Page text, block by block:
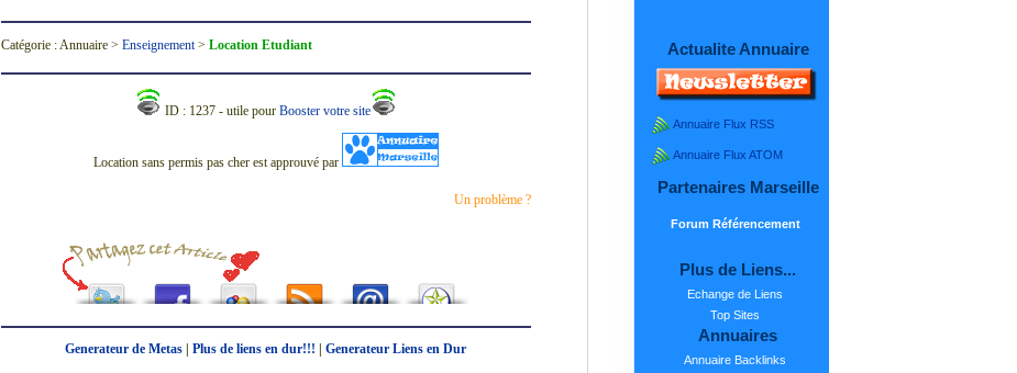
Catégorie : Annuaire > Enseignement> Location Etudiant
ID : 1237 - utile pour Booster votre site
Location sans permis pas cher est approuvé par
Un problème ?
Generateur de Metas Plus de liens en dur!!! Generateur Liens en Dur
Actualite Annuaire
Annuaire Flux RSS
Annuaire Flux ATOM
Partenaires Marseille
Forum Référencement
Plus de Liens...
Echange de Liens
Top Sites
Annuaires
Annuaire Backlinks